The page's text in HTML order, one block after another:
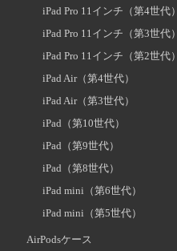
iPad Pro 11インチ（第4世代）
iPad Pro 11インチ（第3世代）
iPad Pro 11インチ（第2世代）
iPad Air（第4世代）
iPad Air（第3世代）
iPad（第10世代）
iPad（第9世代）
iPad（第8世代）
iPad mini（第6世代）
iPad mini（第5世代）
AirPodsケース